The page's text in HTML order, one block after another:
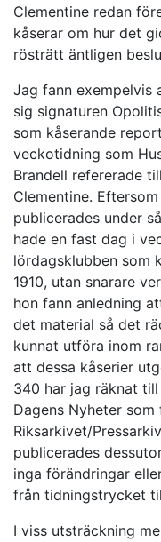
Clementine redan
kåserar om hur det
rösträtt äntligen
Jag fann exempelvis
sig signaturen
som kåserande
veckotidning som
Brandell refererade
Clementine.
publicerades under
hade en fast dag i
lördagsklubben som
1910, utan snarare
hon fann anledning
det material så det
kunnat utföra inom
att dessa kåserier
340 har jag räknat
Dagens Nyheter som
Riksarkivet/
publicerades
inga förändringar
från tidningstrycket
I viss utsträckning